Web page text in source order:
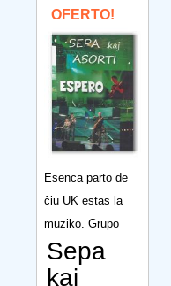
OFERTO!
Esenca parto de
ĉiu UK estas la
muziko. Grupo
Sepa
kaj